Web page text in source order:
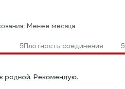
Менее месяца
5Плотность соединения 5
родной. Рекомендую.